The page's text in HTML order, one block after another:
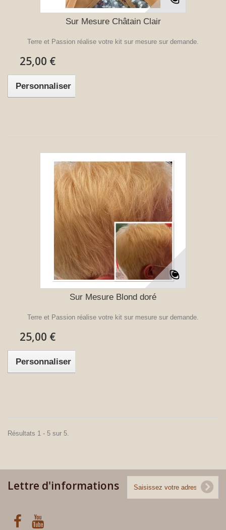
Sur Mesure Châtain Clair
Terre et Passion réalise votre kit sur mesure sur demande.
25,00 €
Personnaliser
Sur Mesure Blond doré
Terre et Passion réalise votre kit sur mesure sur demande.
25,00 €
Personnaliser
Résultats 1 - 5 sur 5.
Lettre d'informations